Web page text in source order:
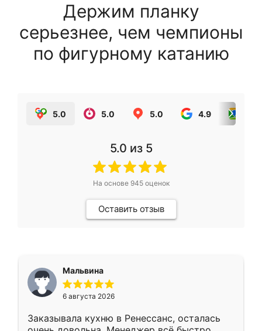
Держим планку
серьезнее, чем чемпионы
по фигурному катанию
5.0 5.0 5.0 4.9
5.0 из 5
На основе 945оценок
Оставить отзыв
Мальвина
6 августа 2026
Заказывала кухню в Ренессанс, осталась